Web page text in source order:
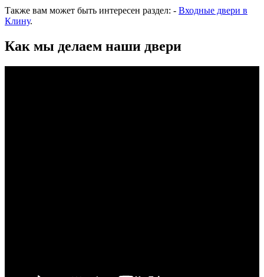
Также вам может быть интересен раздел: - Входные двери в
Клину.
Как мы делаем наши двери